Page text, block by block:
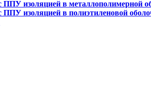
ППУ изоляцией в металлополимерной
ППУ изоляцией в полиэтиленовой